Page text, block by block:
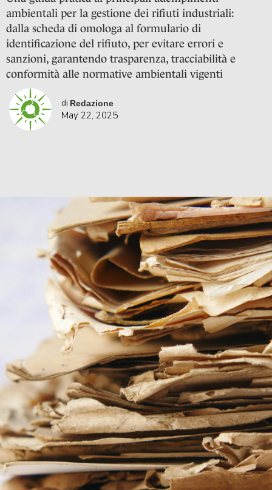
ambientali per la gestione dei rifiuti industriali:
dalla scheda di omologa al formulario di
identificazione del rifiuto, per evitare errori e
sanzioni, garantendo trasparenza, tracciabilità e
conformità alle normative ambientali vigenti
di Redazione
May 22, 2025